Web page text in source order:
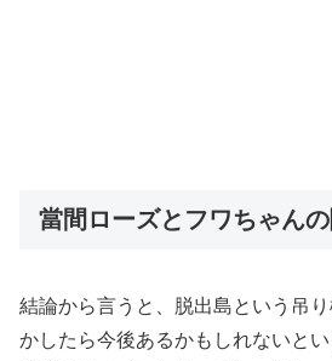
當間ローズとフワちゃん
結論から言うと、脱出島という吊
かしたら今後あるかもしれないと